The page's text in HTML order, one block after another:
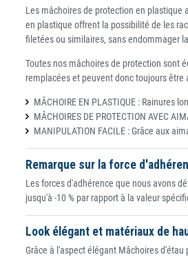
Les mâchoires de protection en plastique
en plastique offrent la possibilité de les
filetées ou similaires, sans endommager
Toutes nos mâchoires de protection sont
remplacées et peuvent donc toujours
MÂCHOIRE EN PLASTIQUE :
MÂCHOIRES DE PROTECTION AVEC
MANIPULATION FACILE : Grâce aux
Remarque sur la force
Les forces d'adhérence que nous avons
jusqu'à -10 % par rapport à la valeur
Look élégant et matériaux de
Grâce à l'aspect élégant Mâchoires